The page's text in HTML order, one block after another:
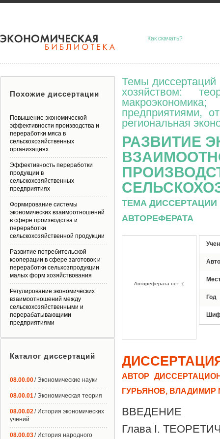
Как скачать?
Темы диссертаций
хозяйством:
предприятиями,
региональная
РАЗВИТИЕ
ТЕМА
АВТОРЕФЕРАТА
Автореферата нет :(
Год
АВТОР
ГУРЬЯНОВ,
ВВЕДЕНИЕ
Глава I.
Похожие диссертации
Повышение экономической
эффективности производства и
переработки мяса в
сельскохозяйственных
организациях
Эффективность переработки
продукции в
сельскохозяйственных
предприятиях
Формирование системы
экономических взаимоотношений
в сфере производства и
переработки
сельскохозяйственной продукции
Развитие потребительской
кооперации в сфере заготовок и
переработки сельхозпродукции
малых форм хозяйствования
Регулирование экономических
взаимоотношений между
сельскохозяйственными и
перерабатывающими
предприятиями
Каталог диссертаций
08.00.00/ Экономические науки
08.00.01/ Экономическая теория
08.00.02/ История экономических
учений
08.00.03/ История народного